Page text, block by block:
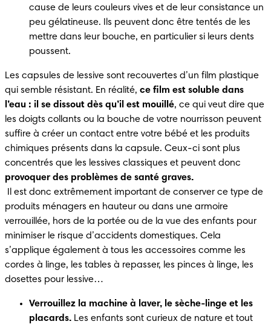
cause de leurs couleurs vives et de leur consistance un
peu gélatineuse. Ils peuvent donc être tentés de les
mettre dans leur bouche, en particulier si leurs dents
poussent.
Les capsules de lessive sont recouvertes d’un film plastique
qui semble résistant. En réalité, ce film est soluble dans
l’eau : il se dissout dès qu’il est mouillé, ce qui veut dire que
les doigts collants ou la bouche de votre nourrisson peuvent
suffire à créer un contact entre votre bébé et les produits
chimiques présents dans la capsule. Ceux-ci sont plus
provoquer des problèmes de santé graves.
produits ménagers en hauteur ou dans une armoire
verrouillée, hors de la portée ou de la vue des enfants pour
minimiser le risque d’accidents domestiques. Cela
s’applique également à tous les accessoires comme les
cordes à linge, les tables à repasser, les pinces à linge, les
dosettes pour lessive…
Verrouillez la machine à laver, le sèche-linge et les
placards. Les enfants sont curieux de nature et tout